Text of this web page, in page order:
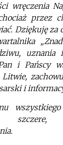
wręczenia
przez
Dziękuję za
uznania
i Pańscy
Litwie,
i
szczere,